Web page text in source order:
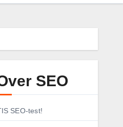
SEO
SEO-test!